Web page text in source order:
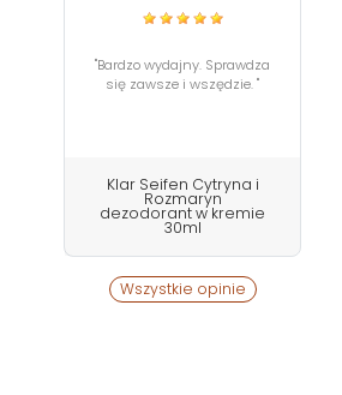
"Bardzo wydajny. Sprawdza
się zawsze i wszędzie. "
Klar Seifen Cytryna i
Rozmaryn
dezodorant w kremie
30ml
Wszystkie opinie